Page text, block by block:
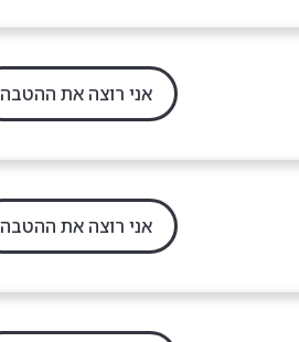
אני רוצה את ההטבה
אני רוצה את ההטבה